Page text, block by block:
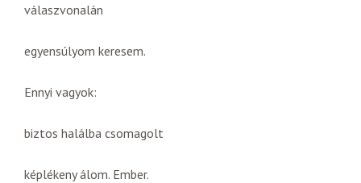
válaszvonalán
egyensúlyom keresem.
Ennyi vagyok:
biztos halálba csomagolt
képlékeny álom. Ember.